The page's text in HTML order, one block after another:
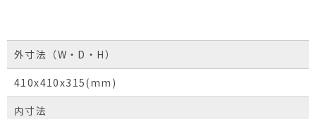
外寸法（W・D・H）
410x410x315(mm)
内寸法